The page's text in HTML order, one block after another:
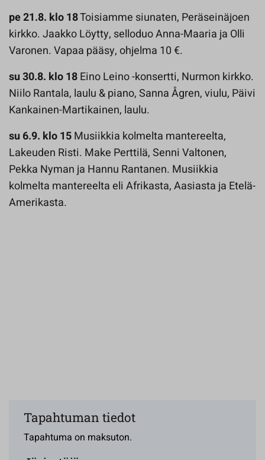
pe 21.8. klo 18Toisiamme siunaten, Peräseinäjoen
kirkko. Jaakko Löytty, selloduo Anna-Maaria ja Olli
Varonen. Vapaa pääsy, ohjelma 10 €.
su 30.8. klo 18Eino Leino -konsertti, Nurmon kirkko.
Niilo Rantala, laulu & piano, Sanna Ågren, viulu, Päivi
Kankainen-Martikainen, laulu.
su 6.9. klo 15Musiikkia kolmelta mantereelta,
Lakeuden Risti. Make Perttilä, Senni Valtonen,
Pekka Nyman ja Hannu Rantanen. Musiikkia
kolmelta mantereelta eli Afrikasta, Aasiasta ja Etelä-
Amerikasta.
Tapahtuman tiedot
Tapahtuma on maksuton.